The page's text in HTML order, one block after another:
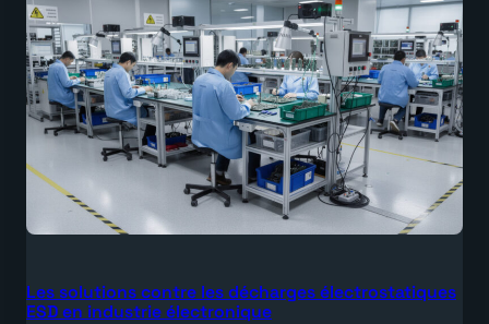
Les solutions contre les décharges électrostatiques
ESD en industrie électronique